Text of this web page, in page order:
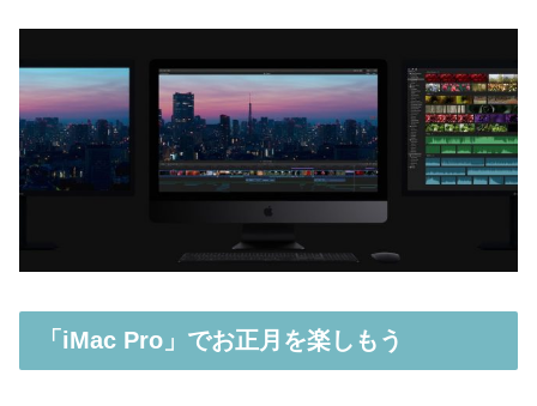
「iMac Pro」でお正月を楽しもう